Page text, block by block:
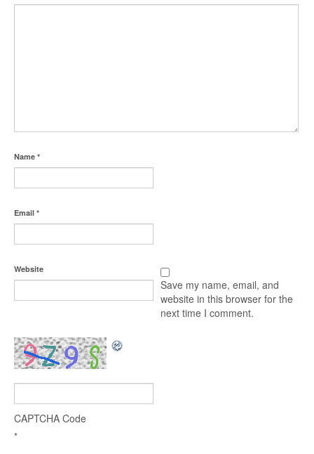
Name *
Email *
Website
Save my name, email, and
website in this browser for the
next time I comment.
CAPTCHA Code
*